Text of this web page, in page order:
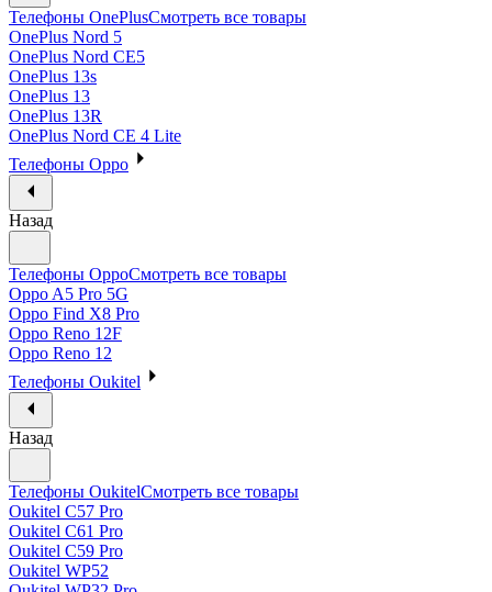
Телефоны OnePlusСмотреть все товары
OnePlus Nord 5
OnePlus Nord CE5
OnePlus 13s
OnePlus 13
OnePlus 13R
OnePlus Nord CE 4 Lite
Телефоны Oppo
Назад
Телефоны OppoСмотреть все товары
Oppo A5 Pro 5G
Oppo Find X8 Pro
Oppo Reno 12F
Oppo Reno 12
Телефоны Oukitel
Назад
Телефоны OukitelСмотреть все товары
Oukitel C57 Pro
Oukitel C61 Pro
Oukitel C59 Pro
Oukitel WP52